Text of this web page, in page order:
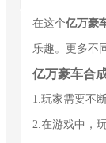
在这个亿万豪
乐趣。更多不
亿万豪车合
1.玩家需要不
2.在游戏中，